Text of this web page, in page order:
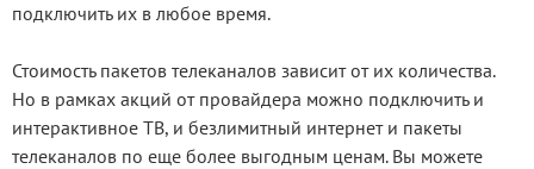
подключить их в любое время.
Стоимость пакетов телеканалов зависит от их количества.
Но в рамках акций от провайдера можно подключить и
интерактивное ТВ, и безлимитный интернет и пакеты
телеканалов по еще более выгодным ценам. Вы можете